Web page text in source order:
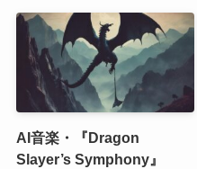
AI音楽・『Dragon
Slayer’s Symphony』